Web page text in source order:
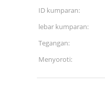
ID kumparan:
lebar kumparan:
Tegangan:
Menyoroti: